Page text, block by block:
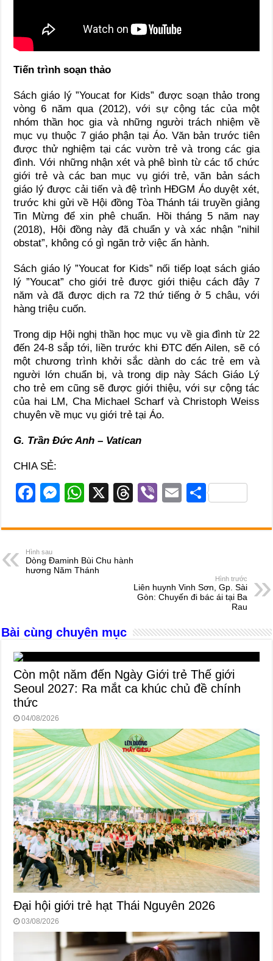
Tiến trình soạn thảo
Sách giáo lý ”Youcat for Kids” được soạn thảo trong
vòng 6 năm qua (2012), với sự cộng tác của một
nhóm thần học gia và những người trách nhiệm về
mục vụ thuộc 7 giáo phận tại Áo. Văn bản trước tiên
được thử nghiệm tại các vườn trẻ và trong các gia
đình. Với những nhận xét và phê bình từ các tổ chức
giới trẻ và các ban mục vụ giới trẻ, văn bản sách
giáo lý được cải tiến và đệ trình HĐGM Áo duyệt xét,
trước khi gửi về Hội đồng Tòa Thánh tái truyền giảng
Tin Mừng để xin phê chuẩn. Hồi tháng 5 năm nay
(2018), Hội đồng này đã chuẩn y và xác nhận ”nihil
obstat”, không có gì ngăn trở việc ấn hành.
Sách giáo lý ”Youcat for Kids” nối tiếp loạt sách giáo
lý ”Youcat” cho giới trẻ được giới thiệu cách đây 7
năm và đã được dịch ra 72 thứ tiếng ở 5 châu, với
hàng triệu cuốn.
Trong dịp Hội nghị thần học mục vụ về gia đình từ 22
đến 24-8 sắp tới, liền trước khi ĐTC đến Ailen, sẽ có
một chương trình khởi sắc dành do các trẻ em và
người lớn chuẩn bị, và trong dịp này Sách Giáo Lý
cho trẻ em cũng sẽ được giới thiệu, với sự cộng tác
của hai LM, Cha Michael Scharf và Christoph Weiss
chuyên về mục vụ giới trẻ tại Áo.
G. Trần Đức Anh – Vatican
CHIA SẺ:
F
c
e
b
k
M
ss
n
W
at
A
X
T
e
s
Vi
er
E
ail
S
ar
Hình sau
Dòng Đaminh Bùi Chu hành
hương Năm Thánh
Hình trước
Liên huynh Vinh Sơn, Gp. Sài
Gòn: Chuyến đi bác ái tại Ba
Rau
Bài cùng chuyên mục
Còn một năm đến Ngày Giới trẻ Thế giới
Seoul 2027: Ra mắt ca khúc chủ đề chính
thức
04/08/2026
Đại hội giới trẻ hạt Thái Nguyên 2026
03/08/2026